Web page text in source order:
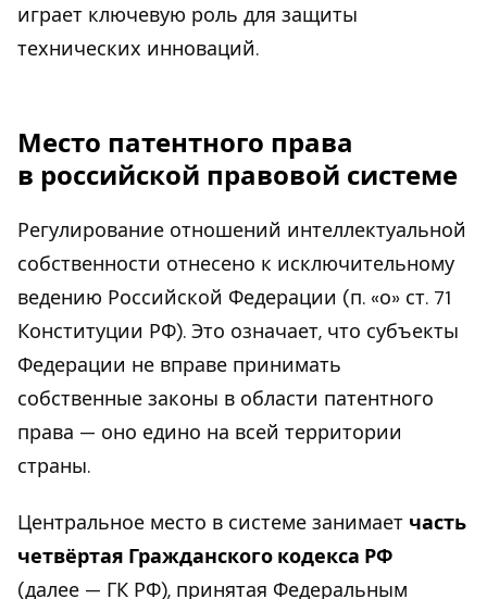
играет ключевую роль для защиты
технических инноваций.
Место патентного права
в российской правовой системе
Регулирование отношений интеллектуальной
собственности отнесено к исключительному
ведению Российской Федерации (п. «о» ст. 71
Конституции РФ). Это означает, что субъекты
Федерации не вправе принимать
собственные законы в области патентного
права — оно едино на всей территории
страны.
Центральное место в системе занимает часть
четвёртая Гражданского кодекса РФ
(далее — ГК РФ), принятая Федеральным